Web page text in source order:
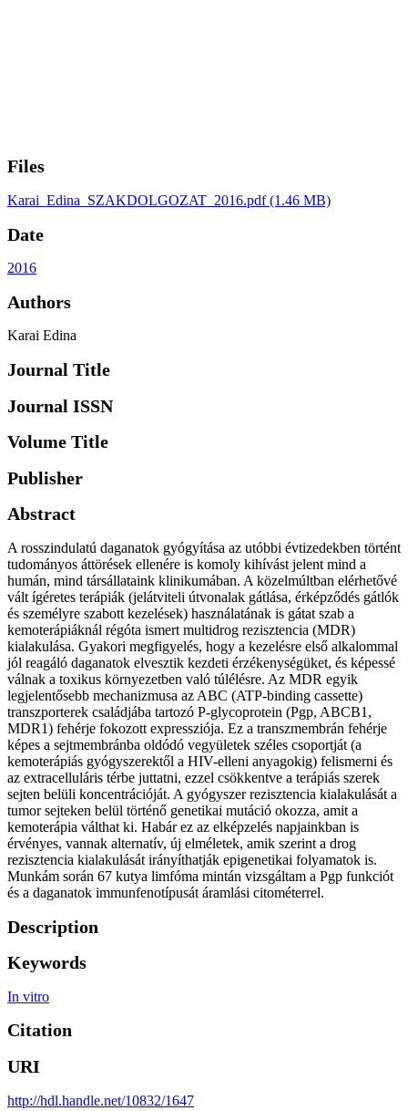
Files
Karai_Edina_SZAKDOLGOZAT_2016.pdf(1.46 MB)
Date
2016
Authors
Karai Edina
Journal Title
Journal ISSN
Volume Title
Publisher
Abstract
A rosszindulatú daganatok gyógyítása az utóbbi évtizedekben történt
tudományos áttörések ellenére is komoly kihívást jelent mind a
humán, mind társállataink klinikumában. A közelmúltban elérhetővé
vált ígéretes terápiák (jelátviteli útvonalak gátlása, érképződés gátlók
és személyre szabott kezelések) használatának is gátat szab a
kemoterápiáknál régóta ismert multidrog rezisztencia (MDR)
kialakulása. Gyakori megfigyelés, hogy a kezelésre első alkalommal
jól reagáló daganatok elvesztik kezdeti érzékenységüket, és képessé
válnak a toxikus környezetben való túlélésre. Az MDR egyik
legjelentősebb mechanizmusa az ABC (ATP-binding cassette)
transzporterek családjába tartozó P-glycoprotein (Pgp, ABCB1,
MDR1) fehérje fokozott expressziója. Ez a transzmembrán fehérje
képes a sejtmembránba oldódó vegyületek széles csoportját (a
kemoterápiás gyógyszerektől a HIV-elleni anyagokig) felismerni és
az extracelluláris térbe juttatni, ezzel csökkentve a terápiás szerek
sejten belüli koncentrációját. A gyógyszer rezisztencia kialakulását a
tumor sejteken belül történő genetikai mutáció okozza, amit a
kemoterápia válthat ki. Habár ez az elképzelés napjainkban is
érvényes, vannak alternatív, új elméletek, amik szerint a drog
rezisztencia kialakulását irányíthatják epigenetikai folyamatok is.
Munkám során 67 kutya limfóma mintán vizsgáltam a Pgp funkciót
és a daganatok immunfenotípusát áramlási citométerrel.
Description
Keywords
In vitro
Citation
URI
http://hdl.handle.net/10832/1647